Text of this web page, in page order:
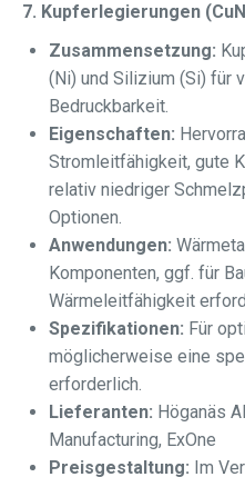
7. Kupferlegierungen
Zusammensetzung:
(Ni) und Silizium (Si) für
Bedruckbarkeit.
Eigenschaften:
Stromleitfähigkeit, gute
relativ niedriger
Optionen.
Anwendungen:
Komponenten, ggf. für
Wärmeleitfähigkeit
Spezifikationen: Für
möglicherweise eine
erforderlich.
Lieferanten: Höganäs
Manufacturing, ExOne
Preisgestaltung: Im